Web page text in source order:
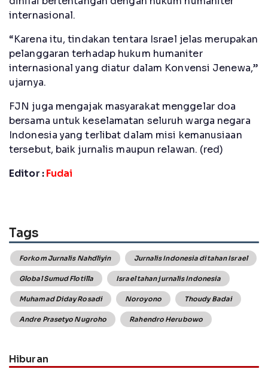
internasional.
“Karena itu, tindakan tentara Israel jelas merupakan
pelanggaran terhadap hukum humaniter
internasional yang diatur dalam Konvensi Jenewa,”
ujarnya.
FJN juga mengajak masyarakat menggelar doa
bersama untuk keselamatan seluruh warga negara
Indonesia yang terlibat dalam misi kemanusiaan
tersebut, baik jurnalis maupun relawan. (red)
Editor :Fudai
Tags
Forkom Jurnalis Nahdliyin Jurnalis Indonesia ditahan Israel
Global Sumud Flotilla Israel tahan jurnalis Indonesia
Muhamad Diday Rosadi Noroyono Thoudy Badai
Andre Prasetyo Nugroho Rahendro Herubowo
Hiburan